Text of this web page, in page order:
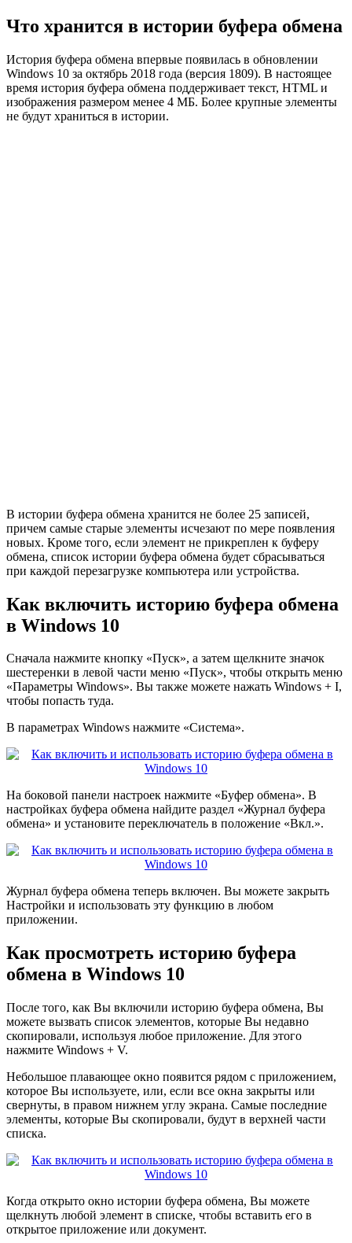
Что хранится в истории буфера обмена
История буфера обмена впервые появилась в обновлении
Windows 10 за октябрь 2018 года (версия 1809). В настоящее
время история буфера обмена поддерживает текст, HTML и
изображения размером менее 4 МБ. Более крупные элементы
не будут храниться в истории.
В истории буфера обмена хранится не более 25 записей,
причем самые старые элементы исчезают по мере появления
новых. Кроме того, если элемент не прикреплен к буферу
обмена, список истории буфера обмена будет сбрасываться
при каждой перезагрузке компьютера или устройства.
Как включить историю буфера обмена
в Windows 10
Сначала нажмите кнопку «Пуск», а затем щелкните значок
шестеренки в левой части меню «Пуск», чтобы открыть меню
«Параметры Windows». Вы также можете нажать Windows + I,
чтобы попасть туда.
В параметрах Windows нажмите «Система».
На боковой панели настроек нажмите «Буфер обмена». В
настройках буфера обмена найдите раздел «Журнал буфера
обмена» и установите переключатель в положение «Вкл.».
Журнал буфера обмена теперь включен. Вы можете закрыть
Настройки и использовать эту функцию в любом
приложении.
Как просмотреть историю буфера
обмена в Windows 10
После того, как Вы включили историю буфера обмена, Вы
можете вызвать список элементов, которые Вы недавно
скопировали, используя любое приложение. Для этого
нажмите Windows + V.
Небольшое плавающее окно появится рядом с приложением,
которое Вы используете, или, если все окна закрыты или
свернуты, в правом нижнем углу экрана. Самые последние
элементы, которые Вы скопировали, будут в верхней части
списка.
Когда открыто окно истории буфера обмена, Вы можете
щелкнуть любой элемент в списке, чтобы вставить его в
открытое приложение или документ.